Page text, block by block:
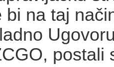
bi na taj
postali